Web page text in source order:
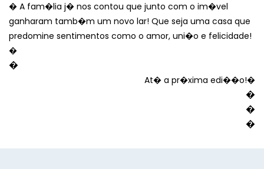
Voltar
� A fam�lia j� nos contou que junto com o im�vel
ganharam tamb�m um novo lar! Que seja uma casa que
predomine sentimentos como o amor, uni�o e felicidade!
�
�
At� a pr�xima edi��o!�
�
�
�